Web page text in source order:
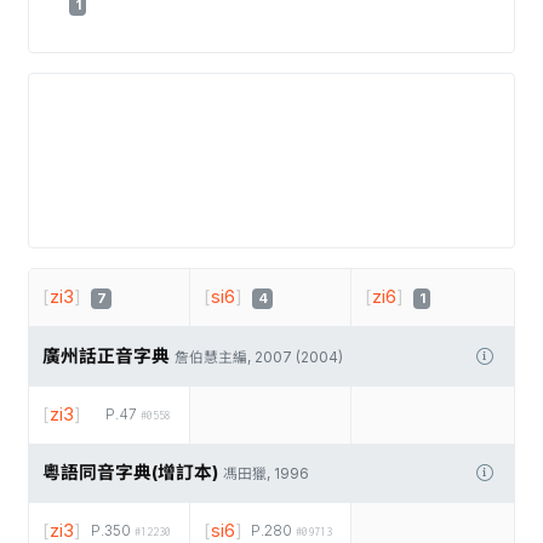
1
[zi3] 7 [si6] 4 [zi6] 1
廣州話正音字典 詹伯慧主編, 2007 (2004)
P.47 #0558
[zi3]
粵語同音字典(增訂本) 馮田獵, 1996
P.350 #12230
[zi3] P.280 #09713
[si6]